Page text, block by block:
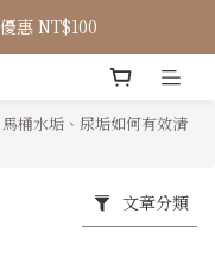
惠 NT$100
馬桶水垢、尿垢如何有效清
文章分類